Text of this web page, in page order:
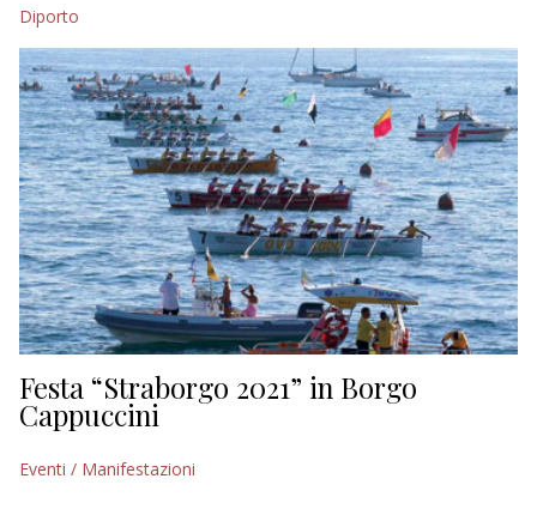
NAUTICA
EDITORIALI
Diporto
Festa “Straborgo 2021” in Borgo
Cappuccini
Eventi / Manifestazioni